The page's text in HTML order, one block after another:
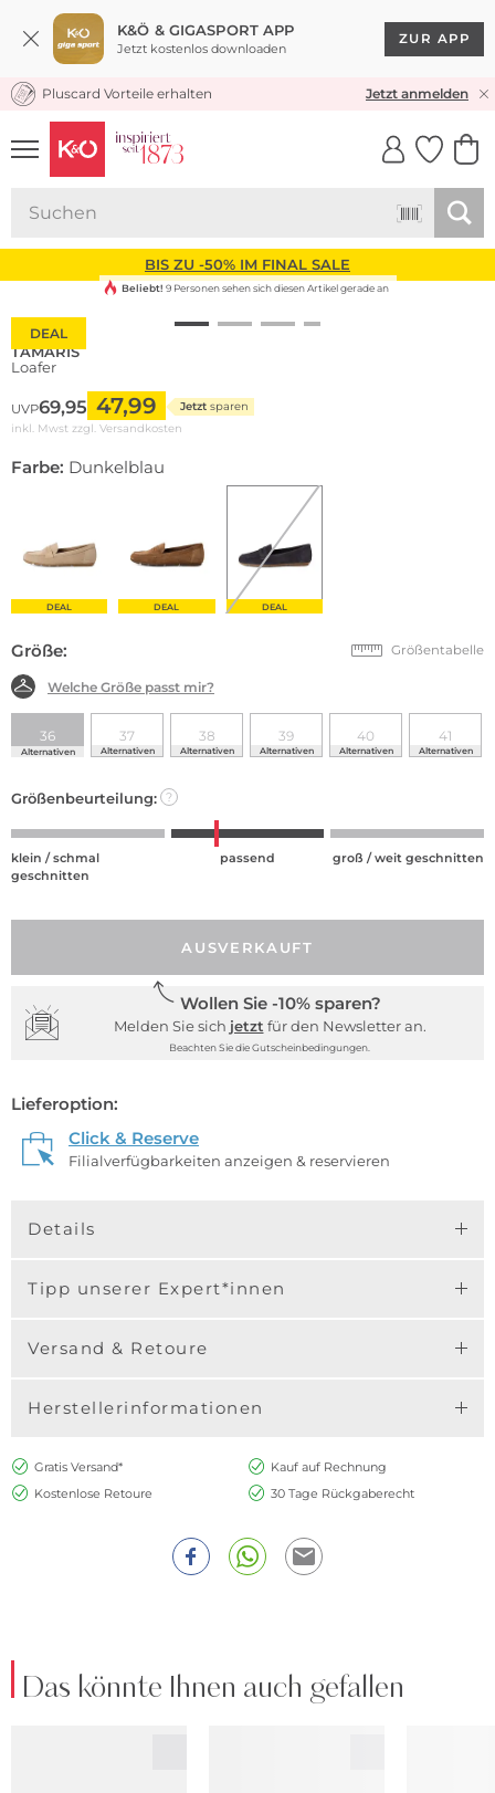
K&Ö & GIGASPORT APP
Jetzt kostenlos downloaden
ZUR APP
KOSTENLOSER VERSAND* & RÜCKVERSAND
Pluscard Vorteile erhalten Jetzt anmelden
UNSERE APP
CLICK &
BIS ZU -50% IM FINAL SALE
DEAL
Beliebt! 9 Personen sehen sich diesen Artikel gerade an
TAMARIS
Loafer
UVP69,95 47,99 Jetzt sparen
inkl. Mwst zzgl. Versandkosten
Farbe: Dunkelblau
DEAL DEAL DEAL
Größe: Größentabelle
Welche Größe passt mir?
36
Alternativen
37
Alternativen
38
Alternativen
39
Alternativen
40
Alternativen
41
Alternativen
Größenbeurteilung: ?
klein / schmal
geschnitten
passend groß / weit geschnitten
AUSVERKAUFT
Wollen Sie -10% sparen?
Melden Sie sich jetzt für den Newsletter an.
Beachten Sie die Gutscheinbedingungen.
Lieferoption:
Click & Reserve
Filialverfügbarkeiten anzeigen & reservieren
Details
Tipp unserer Expert*innen
Versand & Retoure
Herstellerinformationen
Gratis Versand*
Kauf auf Rechnung
Kostenlose Retoure
30 Tage Rückgaberecht
Das könnte Ihnen auch gefallen